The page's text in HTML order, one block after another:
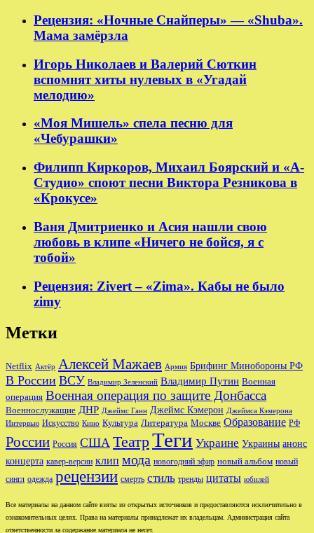
Рецензия: «Ночные Снайперы» — «Shuba».
Мама замёрзла
Игорь Николаев и Валерий Сюткин
вспомнят хиты нулевых в «Угадай
мелодию»
«Моя Мишель» спела песню для
«Чебурашки»
Филипп Киркоров, Михаил Боярский и «А-
Студио» споют песни Виктора Резникова в
«Крокусе»
Ваня Дмитриенко и Асия нашли свою
любовь в клипе «Ничего не бойся, я с
тобой»
Рецензия: Zivert – «Zima». Кабы не было
zimy
Метки
Netflix Актёр Алексей Мажаев Армия Брифинг Минобороны РФ
В России ВСУ Владимир Зеленский Владимир Путин Военная
операция Военная операция по защите Донбасса
Военнослужащие ДНР Джеймс Ганн Джеймс Кэмерон Джеймса Кэмерона
Интервью Искусство Кино Культура Литература Москве Образование РФ
России Россия США ТеатрТеги Украине Украины анонс
концерта кавер-версии клип мода новогодний эфир новый альбом новый
сингл одежда рецензии смерть стиль тренды цитаты юбилей
Все материалы на данном сайте взяты из открытых источников и предоставляются исключительно в
ознакомительных целях. Права на материалы принадлежат их владельцам. Администрация сайта
ответственности за содержание материала не несет.